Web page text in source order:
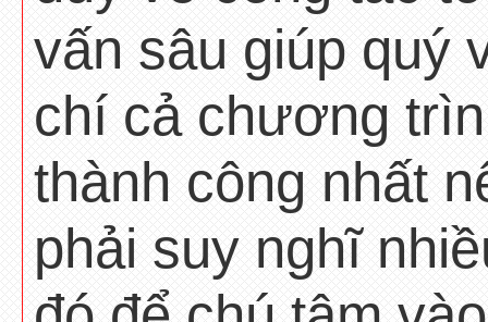
vấn sâu giúp quý
chí cả chương
thành công nhất
phải suy nghĩ